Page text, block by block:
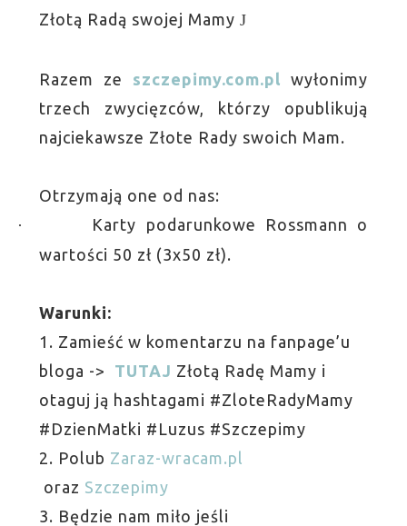
Złotą Radą swojej Mamy J
Razem ze szczepimy.com.pl wyłonimy
trzech zwycięzców, którzy opublikują
najciekawsze Złote Rady swoich Mam.
Otrzymają one od nas:
·
Karty podarunkowe Rossmann o
wartości 50 zł (3x50 zł).
Warunki:
1. Zamieść w komentarzu na fanpage’u
bloga -> TUTAJ Złotą Radę Mamy i
otaguj ją hashtagami #ZloteRadyMamy
#DzienMatki #Luzus #Szczepimy
2. Polub Zaraz-wracam.pl
oraz Szczepimy
3. Będzie nam miło jeśli